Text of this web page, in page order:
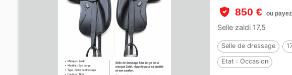
850 € ou
Selle zaldi 17,5
Selle de dressage
Etat :Occasion